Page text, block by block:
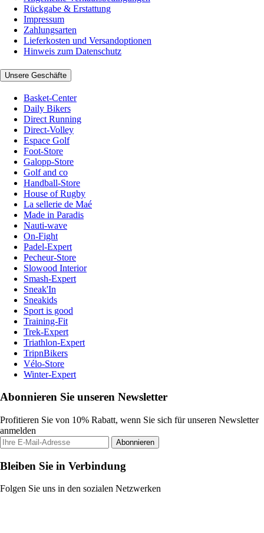
Rückgabe & Erstattung
Impressum
Zahlungsarten
Lieferkosten und Versandoptionen
Hinweis zum Datenschutz
Unsere Geschäfte
Basket-Center
Daily Bikers
Direct Running
Direct-Volley
Espace Golf
Foot-Store
Galopp-Store
Golf and co
Handball-Store
House of Rugby
La sellerie de Maé
Made in Paradis
Nauti-wave
On-Fight
Padel-Expert
Pecheur-Store
Slowood Interior
Smash-Expert
Sneak'In
Sneakids
Sport is good
Training-Fit
Trek-Expert
Triathlon-Expert
TripnBikers
Vélo-Store
Winter-Expert
Abonnieren Sie unseren Newsletter
Profitieren Sie von 10% Rabatt, wenn Sie sich für unseren Newsletter
anmelden
Abonnieren
Bleiben Sie in Verbindung
Folgen Sie uns in den sozialen Netzwerken